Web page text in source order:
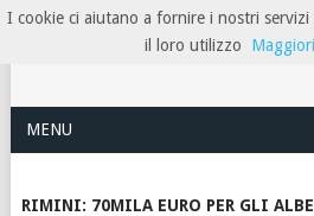
MENU
RIMINI: 70MILA EURO PER GLI
I cookie ci aiutano a fornire i nostri
il loro utilizzo